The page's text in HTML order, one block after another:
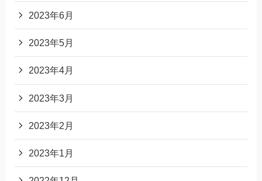
2023年6月
2023年5月
2023年4月
2023年3月
2023年2月
2023年1月